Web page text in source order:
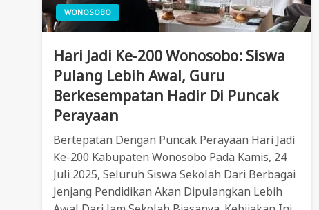
WONOSOBO
Hari Jadi Ke-200 Wonosobo: Siswa
Pulang Lebih Awal, Guru
Berkesempatan Hadir Di Puncak
Perayaan
Bertepatan Dengan Puncak Perayaan Hari Jadi
Ke-200 Kabupaten Wonosobo Pada Kamis, 24
Juli 2025, Seluruh Siswa Sekolah Dari Berbagai
Jenjang Pendidikan Akan Dipulangkan Lebih